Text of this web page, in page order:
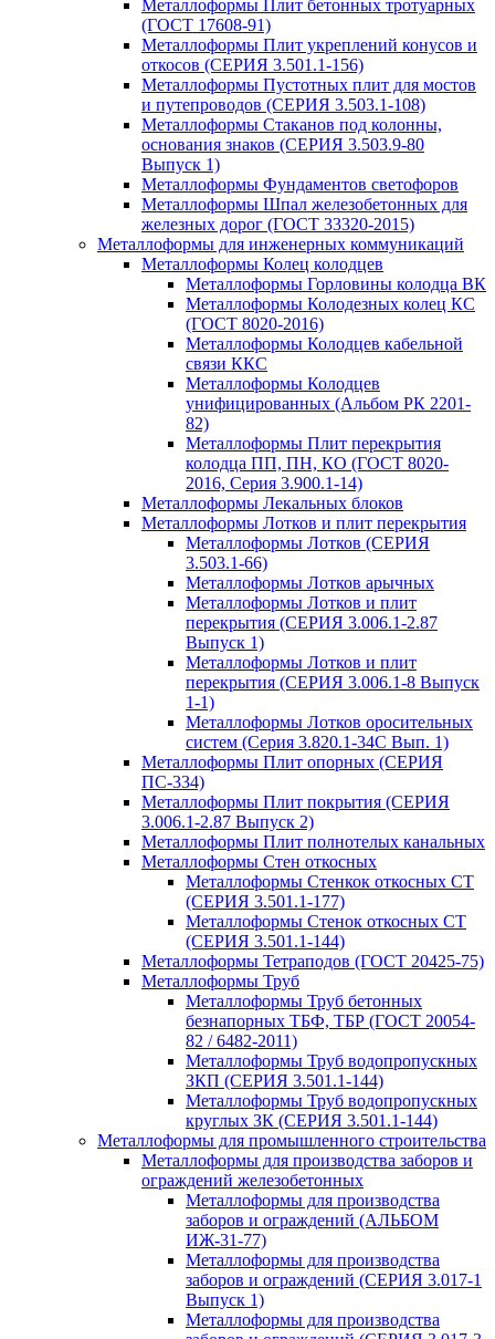
Металлоформы Плит бетонных тротуарных
(ГОСТ 17608-91)
Металлоформы Плит укреплений конусов и
откосов (СЕРИЯ 3.501.1-156)
Металлоформы Пустотных плит для мостов
и путепроводов (СЕРИЯ 3.503.1-108)
Металлоформы Стаканов под колонны,
основания знаков (СЕРИЯ 3.503.9-80
Выпуск 1)
Металлоформы Фундаментов светофоров
Металлоформы Шпал железобетонных для
железных дорог (ГОСТ 33320-2015)
Металлоформы для инженерных коммуникаций
Металлоформы Колец колодцев
Металлоформы Горловины колодца ВК
Металлоформы Колодезных колец КС
(ГОСТ 8020-2016)
Металлоформы Колодцев кабельной
связи ККС
Металлоформы Колодцев
унифицированных (Альбом РК 2201-
82)
Металлоформы Плит перекрытия
колодца ПП, ПН, КО (ГОСТ 8020-
2016, Серия 3.900.1-14)
Металлоформы Лекальных блоков
Металлоформы Лотков и плит перекрытия
Металлоформы Лотков (СЕРИЯ
3.503.1-66)
Металлоформы Лотков арычных
Металлоформы Лотков и плит
перекрытия (СЕРИЯ 3.006.1-2.87
Выпуск 1)
Металлоформы Лотков и плит
перекрытия (СЕРИЯ 3.006.1-8 Выпуск
1-1)
Металлоформы Лотков оросительных
систем (Серия 3.820.1-34С Вып. 1)
Металлоформы Плит опорных (СЕРИЯ
ПС-334)
Металлоформы Плит покрытия (СЕРИЯ
3.006.1-2.87 Выпуск 2)
Металлоформы Плит полнотелых канальных
Металлоформы Стен откосных
Металлоформы Стенкок откосных СТ
(СЕРИЯ 3.501.1-177)
Металлоформы Стенок откосных СТ
(СЕРИЯ 3.501.1-144)
Металлоформы Тетраподов (ГОСТ 20425-75)
Металлоформы Труб
Металлоформы Труб бетонных
безнапорных ТБФ, ТБР (ГОСТ 20054-
82 / 6482-2011)
Металлоформы Труб водопропускных
ЗКП (СЕРИЯ 3.501.1-144)
Металлоформы Труб водопропускных
круглых ЗК (СЕРИЯ 3.501.1-144)
Металлоформы для промышленного строительства
Металлоформы для производства заборов и
ограждений железобетонных
Металлоформы для производства
заборов и ограждений (АЛЬБОМ
ИЖ-31-77)
Металлоформы для производства
заборов и ограждений (СЕРИЯ 3.017-1
Выпуск 1)
Металлоформы для производства